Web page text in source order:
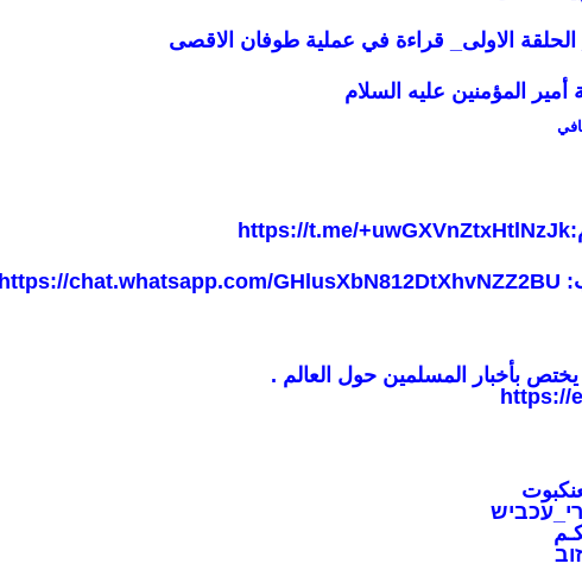
الاولى_ قراءة في عملية طوفان الاقصى
أمير المؤمنين عليه السلام
https://t.me/+uwGXVnZtxHtlNzJk
https://chat.whatsapp.com/GHlusXbN812DtXhvNZZ2BU
بأخبار المسلمين حول العالم .
https://